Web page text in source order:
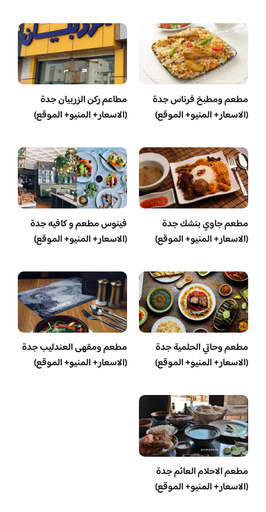
مطعم ومطبخ فرناس جدة
(الاسعار+ المنيو+ الموقع)
مطاعم ركن الزربيان جدة
(الاسعار+ المنيو+ الموقع)
مطعم جاوي بنشك جدة
(الاسعار+ المنيو+ الموقع)
فينوس مطعم و كافيه جدة
(الاسعار+ المنيو+ الموقع)
مطعم وحاتي الحلمية جدة
(الاسعار+ المنيو+ الموقع)
مطعم ومقهى العندليب جدة
(الاسعار+ المنيو+ الموقع)
مطعم الاحلام العائم جدة
(الاسعار+ المنيو+ الموقع)